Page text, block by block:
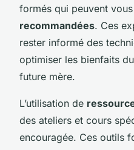
formés qui peuvent
recommandées. Ces
rester informé des
optimiser les bienfaits
future mère.
L’utilisation de
des ateliers et cours
encouragée. Ces outils